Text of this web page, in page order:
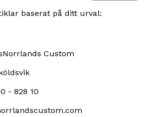
baserat på ditt urval:
Norrlands Custom
- 828 10